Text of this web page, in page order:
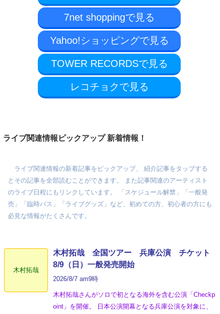
7net shoppingで見る
Yahoo!ショッピングで見る
TOWER RECORDSで見る
レコチョクで見る
ライブ関連情報ピックアップ 新着情報！
ライブ関連情報の新着記事をピックアップ、 紹介記事をタップする
とその記事を全部読むことができます。 また記事関連のアーティスト
のライブ日程にもリンクしています。 「スケジュール解禁」「一般発
売」「臨時バス」「ライブグッズ」など、初めての方、初心者の方にも
必見な情報がたくさんです。
木村拓哉
木村拓哉 全国ツアー 兵庫公演 チケット
8/9（日）一般発売開始
2026/8/7 am9時
木村拓哉さんがソロで初となる海外を含む公演「Checkp
oint」を開催。 日本公演開幕となる兵庫公演を対象に、